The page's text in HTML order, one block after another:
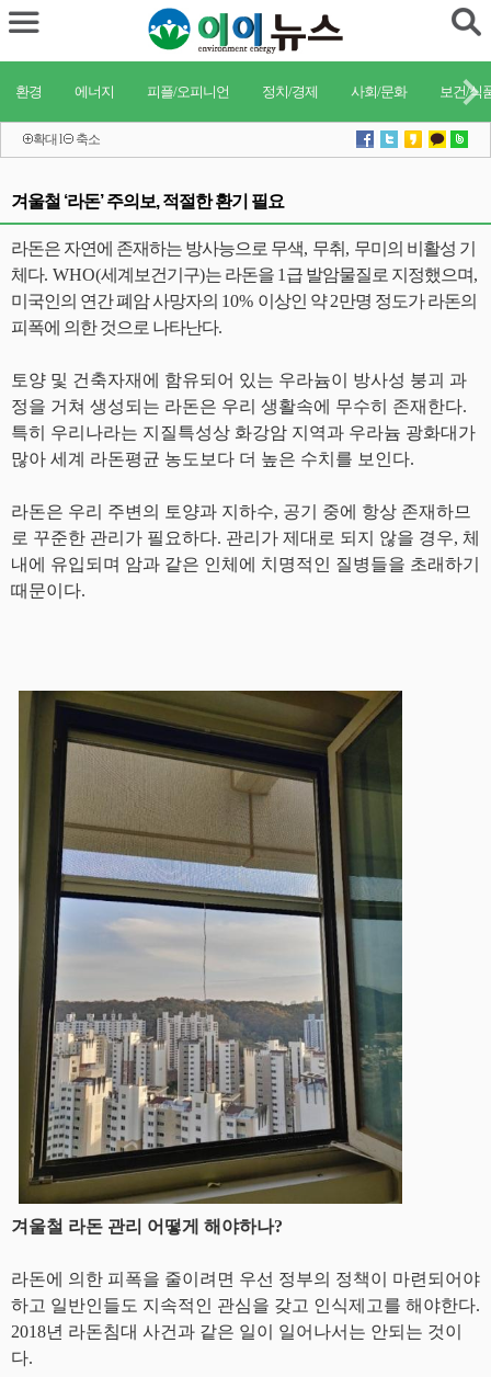
환경 에너지 피플/오피니언 정치/경제 사회/문화 보건/식
확대 l 축소
겨울철 ‘라돈’ 주의보, 적절한 환기 필요
라돈은 자연에 존재하는 방사능으로 무색, 무취 , 무미의 비활성 기
체다. WHO(세계보건기구)는 라돈을 1 급 발암물질로 지정했으며,
미국인의 연간 폐암 사망자의 10% 이상인 약2만명 정도가 라돈의
피폭에 의한 것으로 나타난다.
토양 및 건축자재에 함유되어 있는 우라늄이 방사성 붕괴 과
정을 거쳐 생성되는 라돈은 우리 생활속에 무수히 존재한다.
특히 우리나라는 지질특성상 화강암 지역과 우라늄 광화대가
많아 세계 라돈평균 농도보다 더 높은 수치를 보인다.
라돈은 우리 주변의 토양과 지하수, 공기 중에 항상 존재하므
로 꾸준한 관리가 필요하다. 관리가 제대로 되지 않을 경우, 체
내에 유입되며 암과 같은 인체에 치명적인 질병들을 초래하기
때문이다.
겨울철 라돈 관리 어떻게 해야하나?
라돈에 의한 피폭을 줄이려면 우선 정부의 정책이 마련되어야
하고 일반인들도 지속적인 관심을 갖고 인식제고를 해야한다.
2018년 라돈침대 사건과 같은 일이 일어나서는 안되는 것이
다.